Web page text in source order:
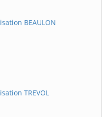
BEAULON
TREVOL